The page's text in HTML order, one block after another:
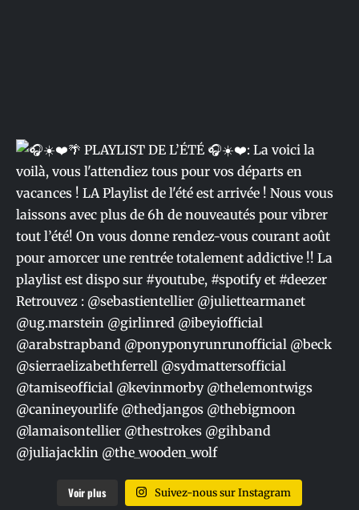
Voir plus Suivez-nous sur Instagram